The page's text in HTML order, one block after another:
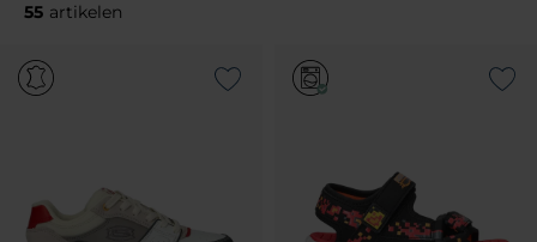
55 artikelen
Add to Wishlist Add to